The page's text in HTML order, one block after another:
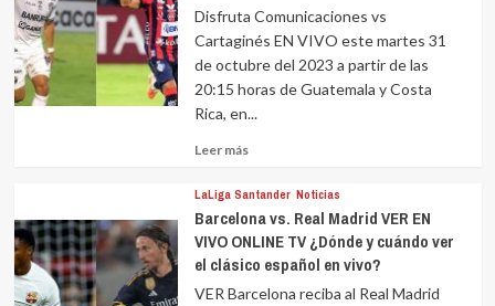
Disfruta Comunicaciones vs
Cartaginés EN VIVO este martes 31
de octubre del 2023 a partir de las
20:15 horas de Guatemala y Costa
Rica, en...
Leer másLeer
sobre
LaLiga Santander Noticias
Barcelona vs. Real Madrid VER EN
VIVO ONLINE TV ¿Dónde y cuándo ver
el clásico español en vivo?
VER Barcelona reciba al Real Madrid